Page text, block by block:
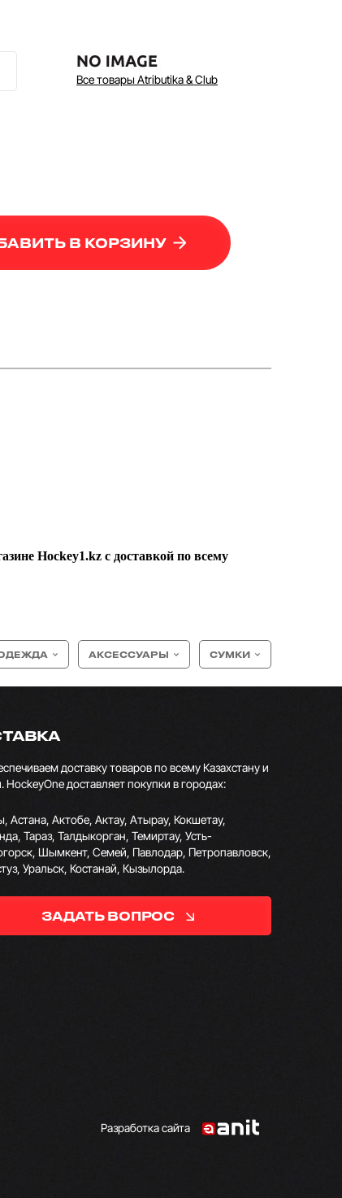
Все товары Atributika & Club
В КОРЗИНУ
Hockey1.kz с доставкой по всему
АКСЕССУАРЫ СУМКИ
доставку товаров по всему Казахстану и
HockeyOne доставляет покупки в городах:
Астана, Актобе, Актау, Атырау, Кокшетау,
Тараз, Талдыкорган, Темиртау, Усть-
Шымкент, Семей, Павлодар, Петропавловск,
Уральск, Костанай, Кызылорда.
ЗАДАТЬ ВОПРОС
Разработка сайта